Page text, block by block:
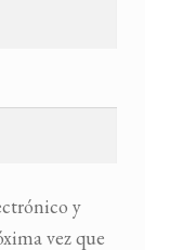
y
vez que